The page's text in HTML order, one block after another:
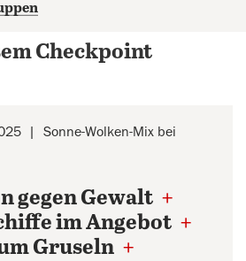
Checkpoint
Sonne-Wolken-Mix bei
gegen Gewalt +
im Angebot +
Gruseln +